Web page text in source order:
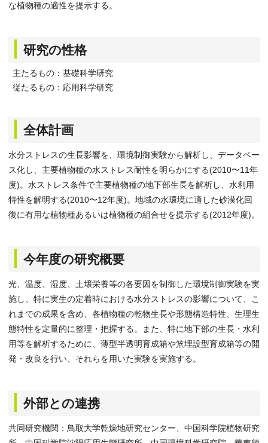
な植物種の適性を提示する。
研究の性格
主たるもの：基礎科学研究
従たるもの：応用科学研究
全体計画
水分ストレスの生長影響を、環境制御実験から解析し、データベー
ス化し、主要植物種の水ストレス耐性を明らかにする(2010〜11年
度)。水ストレス条件で主要植物種の地下部生長を解析し、水利用
特性を解明する(2010〜12年度)。地域の水環境に適した砂漠化回
復に有用な植物種あるいは植物種の組合せを提示する(2012年度)。
今年度の研究概要
光、温度、湿度、土壌栄養等の各要因を制御した環境制御実験を実
施し、特に実生の定着時における水分ストレスの影響について、こ
れまでの成果を含め、各植物種の乾物生長や形態構造特性、生理生
態特性を定量的に整理・把握する。また、特に地下部の生長・水利
用等を解析するために、薄型半透明育成箱や笊埋設型育成箱等の開
発・改良を行い、それらを用いた実験を実施する。
外部との連携
共同研究機関：鳥取大学乾燥地研究センター、中国科学院植物研究